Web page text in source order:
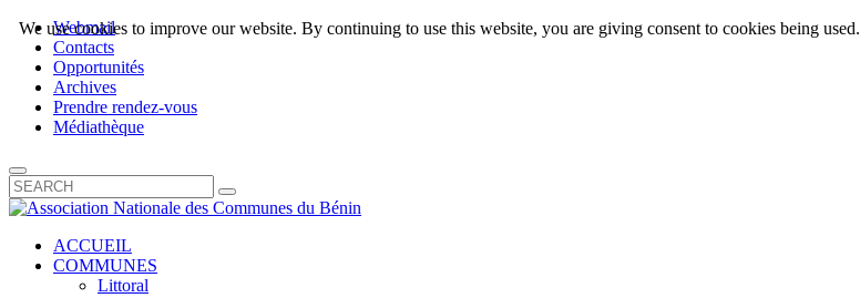
Webmail
Contacts
Opportunités
Archives
Prendre rendez-vous
Médiathèque
ACCUEIL
COMMUNES
Littoral
We use cookies to improve our website. By continuing to use this website, you are giving consent to cookies being used.